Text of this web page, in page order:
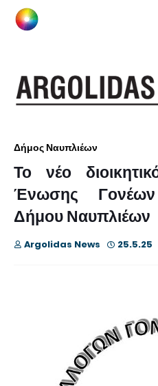
Δήμος Ναυπλιέων
Το νέο
Ένωσης
Δήμου Ναυπλιέων
Argolidas News 25.5.25